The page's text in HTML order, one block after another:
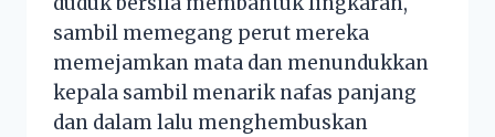
sambil memegang perut mereka
memejamkan mata dan menundukkan
kepala sambil menarik nafas panjang
dan dalam lalu menghembuskan